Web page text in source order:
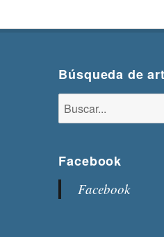
Búsqueda de
Facebook
Facebook